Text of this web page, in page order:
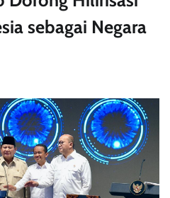
sebagai Negara